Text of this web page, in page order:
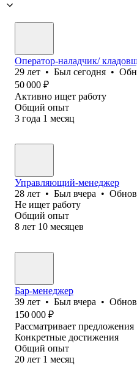
Оператор-наладчик/
29 лет • Был сегодня •
50 000 ₽
Активно ищет работу
Общий опыт
3 года 1 месяц
Управляющий-менеджер
28 лет • Был вчера •
Не ищет работу
Общий опыт
8 лет 10 месяцев
Бар-менеджер
39 лет • Был вчера •
150 000 ₽
Рассматривает предложения
Конкретные достижения
Общий опыт
20 лет 1 месяц